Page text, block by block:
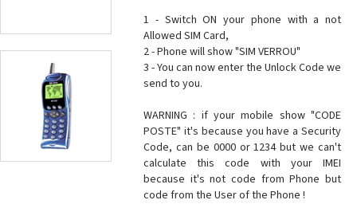
1 - Switch ON your phone with a not
Allowed SIM Card,
2 - Phone will show "SIM VERROU"
3 - You can now enter the Unlock Code we
send to you.
WARNING : if your mobile show "CODE
POSTE" it's because you have a Security
Code, can be 0000 or 1234 but we can't
calculate this code with your IMEI
because it's not code from Phone but
code from the User of the Phone !